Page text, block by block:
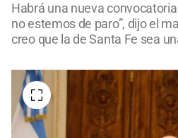
Habrá una nueva
no estemos de paro”, dijo el
creo que la de Santa Fe sea